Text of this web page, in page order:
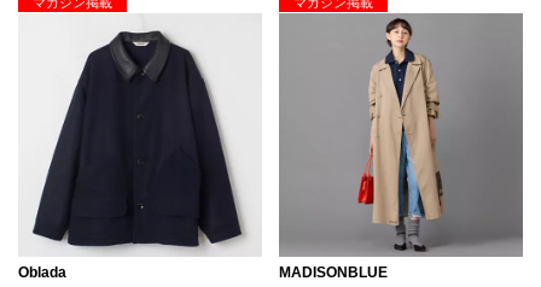
Oblada MADISONBLUE